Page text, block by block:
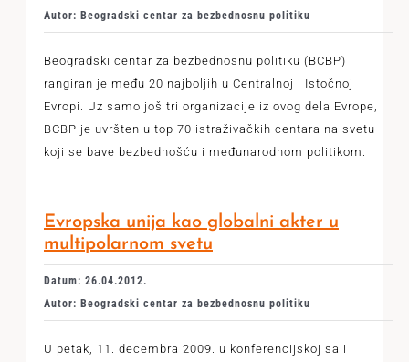
Autor: Beogradski centar za bezbednosnu politiku
Beogradski centar za bezbednosnu politiku (BCBP)
rangiran je među 20 najboljih u Centralnoj i Istočnoj
Evropi. Uz samo još tri organizacije iz ovog dela Evrope,
BCBP je uvršten u top 70 istraživačkih centara na svetu
koji se bave bezbednošću i međunarodnom politikom.
Evropska unija kao globalni akter u
multipolarnom svetu
Datum: 26.04.2012.
Autor: Beogradski centar za bezbednosnu politiku
U petak, 11. decembra 2009. u konferencijskoj sali